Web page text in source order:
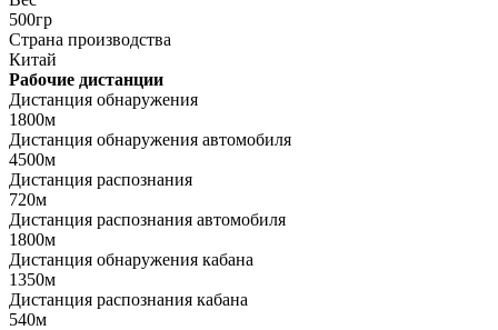
500гр
Страна производства
Китай
Рабочие дистанции
Дистанция обнаружения
1800м
Дистанция обнаружения автомобиля
4500м
Дистанция распознания
720м
Дистанция распознания автомобиля
1800м
Дистанция обнаружения кабана
1350м
Дистанция распознания кабана
540м